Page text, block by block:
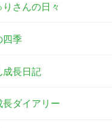
さんの日々
四季
成長日記
ダイアリー